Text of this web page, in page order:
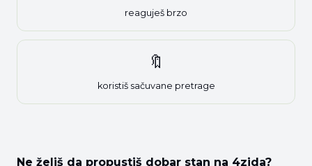
reaguješ brzo
🔖
koristiš sačuvane pretrage
Ne želiš da propustiš dobar stan na 4zida?